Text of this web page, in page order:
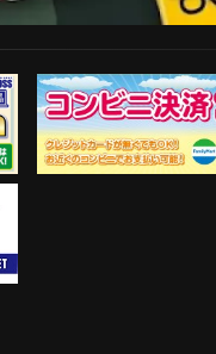
コンビニ決済対応